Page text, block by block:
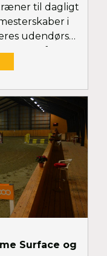
til dagligt
i
udendørs
Surface. Se
Surface og